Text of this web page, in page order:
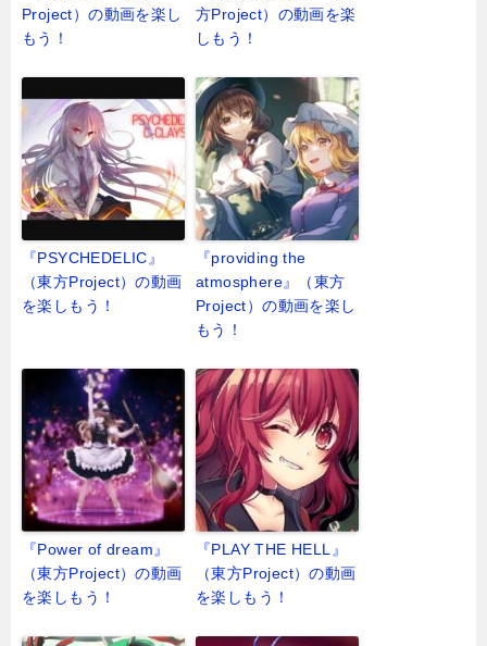
Project）の動画を楽し
もう！
方Project）の動画を楽
しもう！
『PSYCHEDELIC』
（東方Project）の動画
を楽しもう！
『providing the
atmosphere』（東方
Project）の動画を楽し
もう！
『Power of dream』
（東方Project）の動画
を楽しもう！
『PLAY THE HELL』
（東方Project）の動画
を楽しもう！